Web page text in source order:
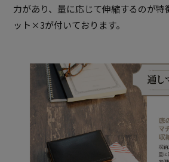
力があり、量に応じて伸縮するのが特
ット×3が付いております。